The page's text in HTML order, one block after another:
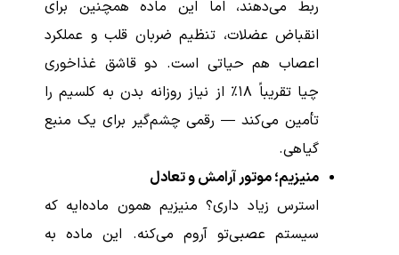
ربط می‌دهند، اما این ماده همچنین برای
انقباض عضلات، تنظیم ضربان قلب و عملکرد
اعصاب هم حیاتی است. دو قاشق غذاخوری
چیا تقریباً ۱۸٪ از نیاز روزانه بدن به کلسیم را
تأمین می‌کند — رقمی چشم‌گیر برای یک منبع
گیاهی.
منیزیم؛ موتور آرامش و تعادل
استرس زیاد داری؟ منیزیم همون ماده‌ایه که
سیستم عصبی‌تو آروم می‌کنه. این ماده به